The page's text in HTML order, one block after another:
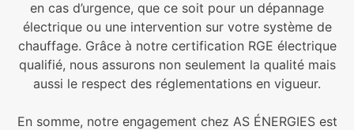
en cas d’urgence, que ce soit pour un dépannage
électrique ou une intervention sur votre système de
chauffage. Grâce à notre certification RGE électrique
qualifié, nous assurons non seulement la qualité mais
aussi le respect des réglementations en vigueur.
En somme, notre engagement chez AS ÉNERGIES est